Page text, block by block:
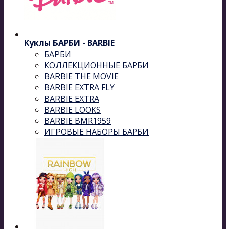
Куклы БАРБИ - BARBIE
БАРБИ
КОЛЛЕКЦИОННЫЕ БАРБИ
BARBIE THE MOVIE
BARBIE EXTRA FLY
BARBIE EXTRA
BARBIE LOOKS
BARBIE BMR1959
ИГРОВЫЕ НАБОРЫ БАРБИ